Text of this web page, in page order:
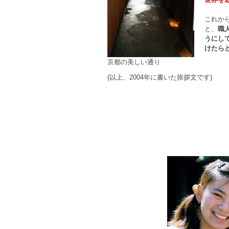
京都の美しい通り
これか
と、 職
うにし
けたら
(以上、2004年に書いた挨拶文です)